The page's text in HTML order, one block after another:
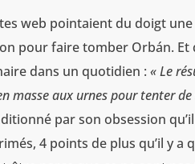
web pointaient du doigt
pour faire tomber Orbán.
dans un quotidien :« Le
masse aux urnes pour tenter
par son obsession
4 points de plus qu’il y a